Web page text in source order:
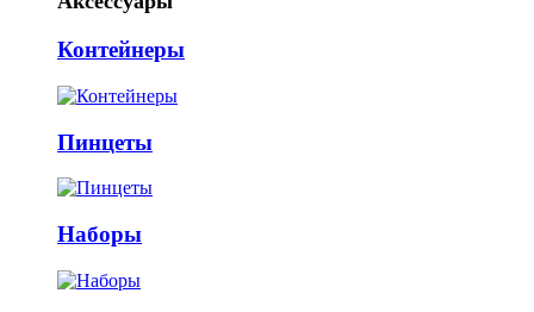
Контейнеры
Пинцеты
Наборы